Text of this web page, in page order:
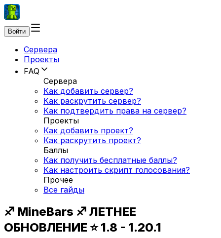
Войти
Сервера
Проекты
FAQ
Сервера
Как добавить сервер?
Как раскрутить сервер?
Как подтвердить права на сервер?
Проекты
Как добавить проект?
Как раскрутить проект?
Баллы
Как получить бесплатные баллы?
Как настроить скрипт голосования?
Прочее
Все гайды
♐ MineBars ♐ ЛЕТНЕЕ
ОБНОВЛЕНИЕ ⭐ 1.8 - 1.20.1